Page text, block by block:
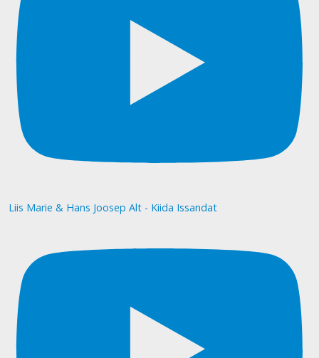
Liis Marie & Hans Joosep Alt - Kiida Issandat